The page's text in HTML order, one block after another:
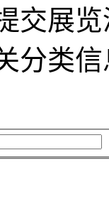
交展
分类